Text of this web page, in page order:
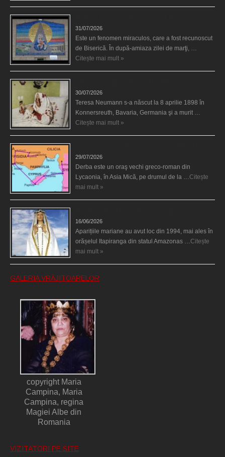
31/07/2026
Este un fenomen miraculos, care a fost recunoscut
de Biserică. În după-amiaza zilei de marţi, …
Citește mai mult »
30/07/2026
Teresa Neumann s-a născut la 8 aprilie 1898 în
Konnersreuth, Bavaria, Germania şi a murit …
Citește mai mult »
29/07/2026
Derba este un oraş vechi greco-roman din
Lycaonia, în Asia Mică, pe drumul de la …Citește
mai mult »
16/06/2026
Aparițiile mariane au avut loc din 1994, mai ales în
orășelul Itapiranga din statul Amazonas …Citește
mai mult »
GALERIA VRĂJITOARELOR
copyright Maria
Campina, Maria
Campina, regina
Magiei Albe din
Romania
VIZITATORI PE SITE